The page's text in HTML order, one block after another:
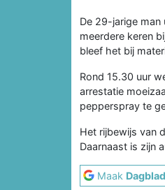
De 29-jarige
meerdere keren
bleef het bij
Rond 15.30 uur
arrestatie
pepperspray te
Het rijbewijs van
Daarnaast is zijn
Maak